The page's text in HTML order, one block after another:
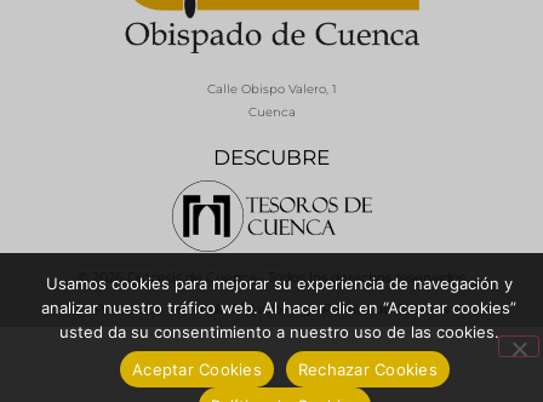
DESCUBRE
Calle Obispo Valero, 1
Cuenca
© 2026 Diócesis de Cuenca - Todos los derechos reservados
Política de Privacidad / Aviso LegalPolítica de Cookies
Usamos cookies para mejorar su experiencia de navegación y
analizar nuestro tráfico web. Al hacer clic en “Aceptar cookies”
usted da su consentimiento a nuestro uso de las cookies.
Aceptar Cookies
Rechazar Cookies